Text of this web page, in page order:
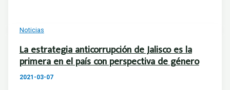
Noticias
La estrategia anticorrupción de Jalisco es la
primera en el país con perspectiva de género
2021-03-07